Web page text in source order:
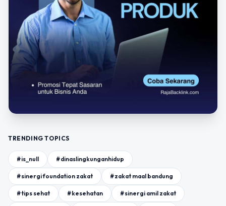
TRENDING TOPICS
#is_null #dinaslingkunganhidup
#sinergi foundation zakat #zakat maal bandung
#tips sehat #kesehatan #sinergi amil zakat